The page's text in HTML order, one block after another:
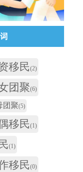
移民(2)
团聚(6)
团聚(5)
移民(1)
(1)
移民(0)